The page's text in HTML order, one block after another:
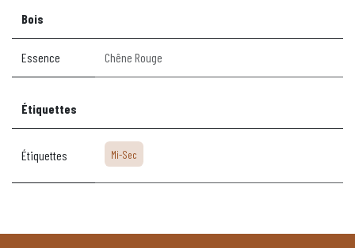
Bois
Essence Chêne Rouge
Étiquettes
Étiquettes Mi-Sec